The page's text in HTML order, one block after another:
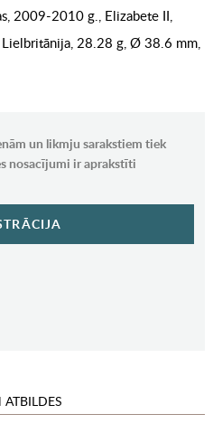
2009-2010 g., Elizabete II,
28.28 g, Ø 38.6 mm,
un likmju sarakstiem tiek
nosacījumi ir aprakstīti